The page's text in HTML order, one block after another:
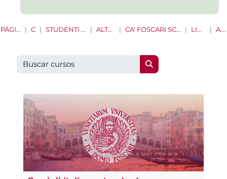
PÁGINA PRINCIPAL CURSOS STUDENTI LAUREE E LAUREE MAGISTRALI ALTRE OPPORTUNITÀ CA' FOSCARI SCHOOL FOR INTERNATIONAL EDUCATION LINGUA ITALIANA A.A. 2022/2023
Buscar cursos
Buscar cursos